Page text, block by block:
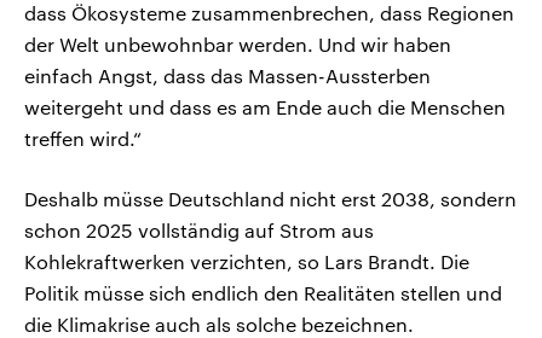
dass Ökosysteme zusammenbrechen, dass Regionen
der Welt unbewohnbar werden. Und wir haben
einfach Angst, dass das Massen-Aussterben
weitergeht und dass es am Ende auch die Menschen
treffen wird.“
Deshalb müsse Deutschland nicht erst 2038, sondern
schon 2025 vollständig auf Strom aus
Kohlekraftwerken verzichten, so Lars Brandt. Die
Politik müsse sich endlich den Realitäten stellen und
die Klimakrise auch als solche bezeichnen.